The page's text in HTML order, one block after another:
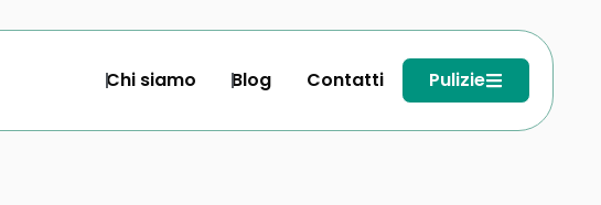
Chi siamo Blog Contatti Pulizie